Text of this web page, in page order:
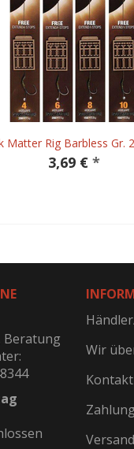
Matter Rig Barbless Gr.
3,69 € *
Beratung
Wir
Kontakt